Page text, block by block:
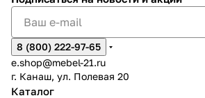
8 (800) 222-97-65
e.shop@mebel-21.ru
г. Канаш, ул. Полевая 20
Каталог